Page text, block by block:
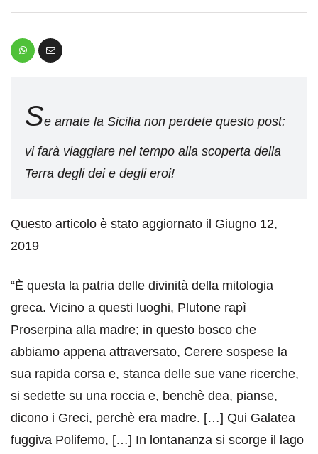
Se amate la Sicilia non perdete questo post:
vi farà viaggiare nel tempo alla scoperta della
Terra degli dei e degli eroi!
Questo articolo è stato aggiornato il Giugno 12,
2019
“È questa la patria delle divinità della mitologia
greca. Vicino a questi luoghi, Plutone rapì
Proserpina alla madre; in questo bosco che
abbiamo appena attraversato, Cerere sospese la
sua rapida corsa e, stanca delle sue vane ricerche,
si sedette su una roccia e, benchè dea, pianse,
dicono i Greci, perchè era madre. […] Qui Galatea
fuggiva Polifemo, […] In lontananza si scorge il lago